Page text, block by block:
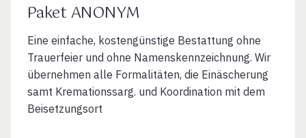
Paket ANONYM
Eine einfache, kostengünstige Bestattung ohne
Trauerfeier und ohne Namenskennzeichnung. Wir
übernehmen alle Formalitäten, die Einäscherung
samt Kremationssarg. und Koordination mit dem
Beisetzungsort